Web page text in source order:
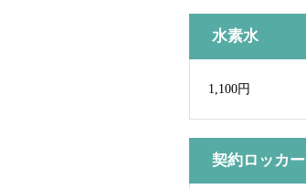
水素水
1,100円
契約ロッカー